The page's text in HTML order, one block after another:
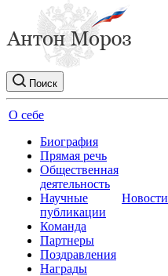
Поиск
О себе
Биография
Прямая речь
Общественная
деятельность
Научные
публикации
Команда
Партнеры
Поздравления
Награды
Новости